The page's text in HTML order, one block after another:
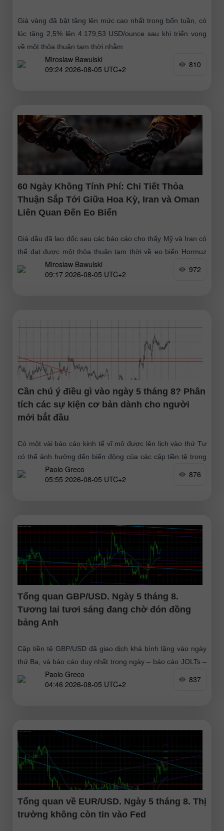
Giá vàng đã bật tăng lên mức cao nhất trong bốn tuần, có
lúc tăng 2,5% lên 4.179,53 USD/ounce sau khi triển vọng
về một thỏa thuận tạm thời nhằm
Miroslaw Bawulski
09:24 2026-08-05 UTC+2
810
60 Ngày Không Tính Phí: Chi Tiết Thỏa
Thuận Sắp Tới Giữa Hoa Kỳ, Iran và Oman
Liên Quan Đến Eo Biển
Giá dầu đã lao dốc sau các báo cáo cho thấy Mỹ và Iran có
thể đạt được một thỏa thuận tạm thời về eo biển Hormuz
ngay trongMiroslaw Bawulski
09:17 2026-08-05 UTC+2
972
Cần chú ý điều gì vào ngày 5 tháng 8? Phân
tích các sự kiện cơ bản dành cho người
mới bắt đầu
Có một vài báo cáo kinh tế vĩ mô được lên lịch vào thứ Tư
có thể ảnh hưởng đến biến động của các cặp tiền tệ trong
suốt
Paolo Greco
05:55 2026-08-05 UTC+2
876
Tổng quan GBP/USD. Ngày 5 tháng 8.
Tương lai tươi sáng đang chờ đón đồng
bảng Anh
Cặp tiền tệ GBP/USD đã giao dịch khá bình lặng vào ngày
thứ Ba, và báo cáo duy nhất trong ngày – báo cáo JOLTs –
hầu như khôngPaolo Greco
04:46 2026-08-05 UTC+2
837
Tổng quan về EUR/USD. Ngày 5 tháng 8. Thị
trường không còn tin vào Fed